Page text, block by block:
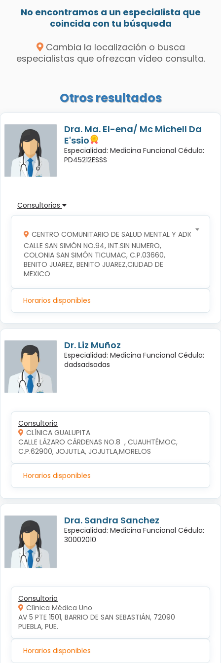
No encontramos a un especialista que
coincida con tu búsqueda
Cambia la localización o busca
especialistas que ofrezcan vídeo consulta.
Otros resultados
Dra. Ma. El-ena/ Mc Michell Da
E'ssio
Especialidad: Medicina Funcional Cédula:
PD45212ESSS
Consultorios
CENTRO COMUNITARIO DE SALUD MENTAL Y ADICCIONES
CALLE SAN SIMÓN NO.94, INT.SIN NUMERO,
COLONIA SAN SIMÓN TICUMAC, C.P.03660,
BENITO JUAREZ, BENITO JUAREZ,CIUDAD DE
MEXICO
Horarios disponibles
Dr. Liz Muñoz
Especialidad: Medicina Funcional Cédula:
dadsadsadas
Consultorio
CLÍNICA GUALUPITA
CALLE LÁZARO CÁRDENAS NO.8  , CUAUHTÉMOC,
C.P.62900, JOJUTLA, JOJUTLA,MORELOS
Horarios disponibles
Dra. Sandra Sanchez
Especialidad: Medicina Funcional Cédula:
30002010
Consultorio
Clínica Médica Uno
AV 5 PTE 1501, BARRIO DE SAN SEBASTIÁN, 72090
PUEBLA, PUE.
Horarios disponibles